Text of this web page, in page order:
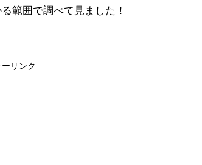
範囲で調べて見ました！
リンク